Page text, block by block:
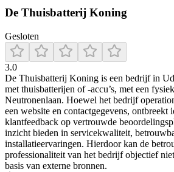
De Thuisbatterij Koning
Gesloten
3.0
De Thuisbatterij Koning is een bedrijf in
met thuisbatterijen of -accu’s, met een
Neutronenlaan. Hoewel het bedrijf
een website en contactgegevens, ontbreekt
klantfeedback op vertrouwde
inzicht bieden in servicekwaliteit,
installatieervaringen. Hierdoor kan de
professionaliteit van het bedrijf objectief
basis van externe bronnen.